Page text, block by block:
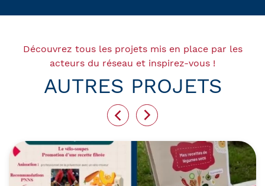
Découvrez tous les projets mis en place par les
acteurs du réseau et inspirez-vous !
AUTRES PROJETS